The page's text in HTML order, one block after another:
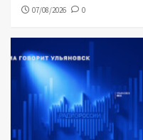
07/08/2026 0